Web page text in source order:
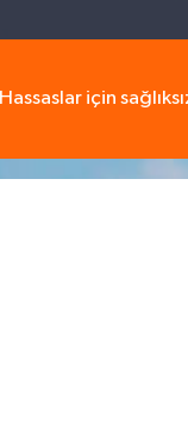
Hassaslar için